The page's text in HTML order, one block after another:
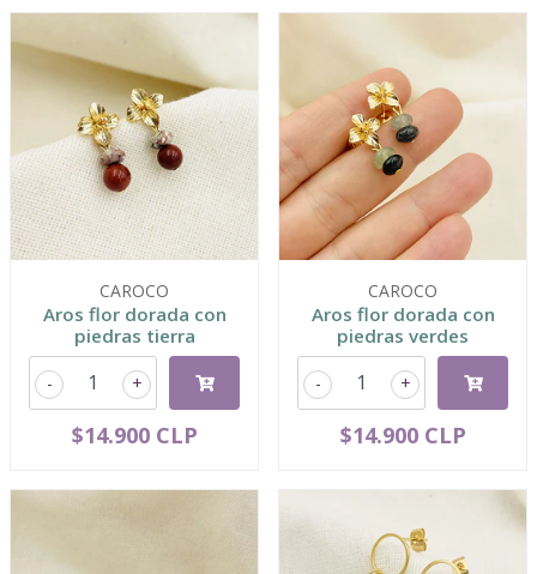
CAROCO
Aros flor dorada con
piedras tierra
+
-
$14.900 CLP
CAROCO
Aros flor dorada con
piedras verdes
+
-
$14.900 CLP